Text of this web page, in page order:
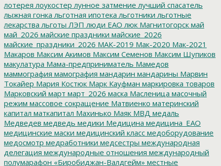
лотерея лоукостер лунное затмение лучший спасатель
лыжная гонка льготная ипотека льготники льготные
лекарства льготы ЛЭП люди ЕАО люк Магнитогорск май
май_2026 майские праздники майские_2026
майские_праздники_2026 МАК-2019 Мак-2020 Мак-2021
Макаров Максим Акимов Максим Семенов Максим Шупиков
макулатура Мама-предприниматель Мамедов
маммография мамография мандарин мандарины Марвин
Токайер Мария Костюк Марк Кауфман маркировка товаров
Марковский март март_2026 маска Масленица масочный
режим массовое сокращение Матвиенко материнский
капитал маткапитал Махинько Маяк МВД медаль
Медведев медведь медики Медицина медицина_ЕАО
медицинские маски медицинский класс медоборудование
медосмотр медработники медсестры международная
делегация международные отношения международный
полумарафон «Биробиджан-Валдгейм» местные